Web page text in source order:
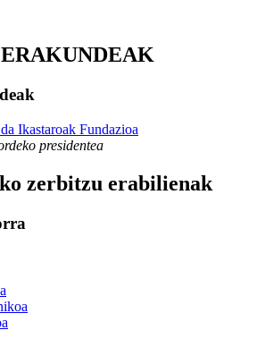
Ikastaroak Fundazioa
presidentea
zerbitzu erabilienak